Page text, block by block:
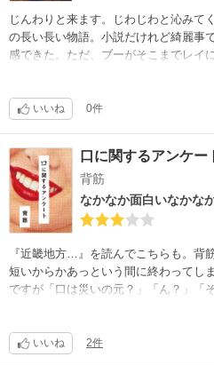
じんわりと来ます。じわじわと沁みて
の長い長い物語。小説だけれど綺麗事
感できた。ただ、ブーがそこまでレイ
られなかった。ブーの魅力はとてもよ
としてはもちろん人間性に美しさを全
ぁと思ったら案の定……。まぁ、それ
』リアルな良さがあるのかなとも思い
性に描かれていたら何度も読み返した
いいね 0件
口に関するアンケー
背筋
なかなか面白いなかなか
『近畿地方…』を読んでこちらも。背
短いからかあっという間に終わってし
ですが「口は災いの元？」「ん？」「
う事じゃ無くて「邪な恋慕は悲劇を生
んだって事？」なんかその辺りがよく
いいね 2件